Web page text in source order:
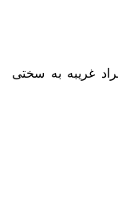
غریبه به سختی